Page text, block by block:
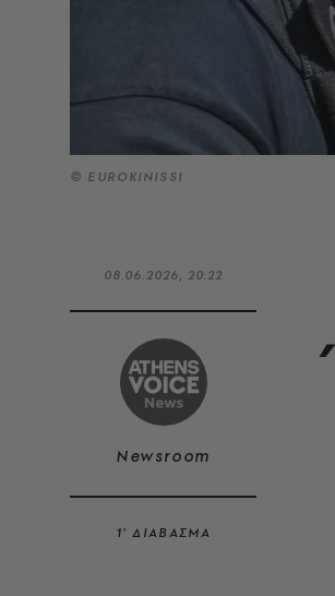
© EUROKINISSI
08.06.2026, 20:22
Newsroom
1’ ΔΙΑΒΑΣΜΑ